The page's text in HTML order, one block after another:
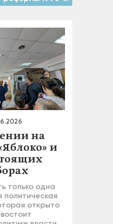
на
и
только одна
политическая
открыто